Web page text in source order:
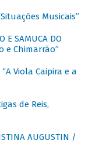
Musicais”
E SAMUCA DO
e Chimarrão”
“A Viola Caipira e a
de Reis,
AUGUSTIN /